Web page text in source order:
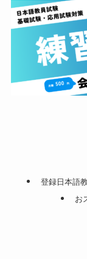
登録日本語
お